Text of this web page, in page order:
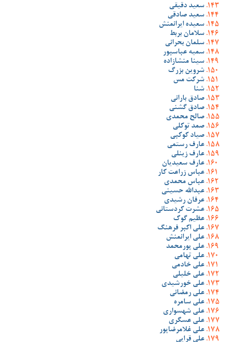
سعید دقیقی
سعید صادقی
سعیده ایرانمنش
سلامان بربط
سلمان بحرانی
سمیه عباسپور
سینا منشازاده
شروین بزرگ
شرکت مس
شنا
صادق بارانی
صادق گشنی
صالح محمدی
صمد توکلی
صیاد کوکبی
عارف رستمی
عارف زینلی
عارف سعیدیان
عباس زراعت کار
عباس محمدی
عبدالله حسینی
عرفان رشیدی
عشرت کردستانی
عظیم گوک
علی اکبر فرهنگ
علی ایرانمنش
علی پورمحمد
علی تهامی
علی خادمی
علی خلیلی
علی خورشیدی
علی رمضانی
علی سامره
علی شهسواری
علی عسگری
علی غلامرضاپور
علی قرایی